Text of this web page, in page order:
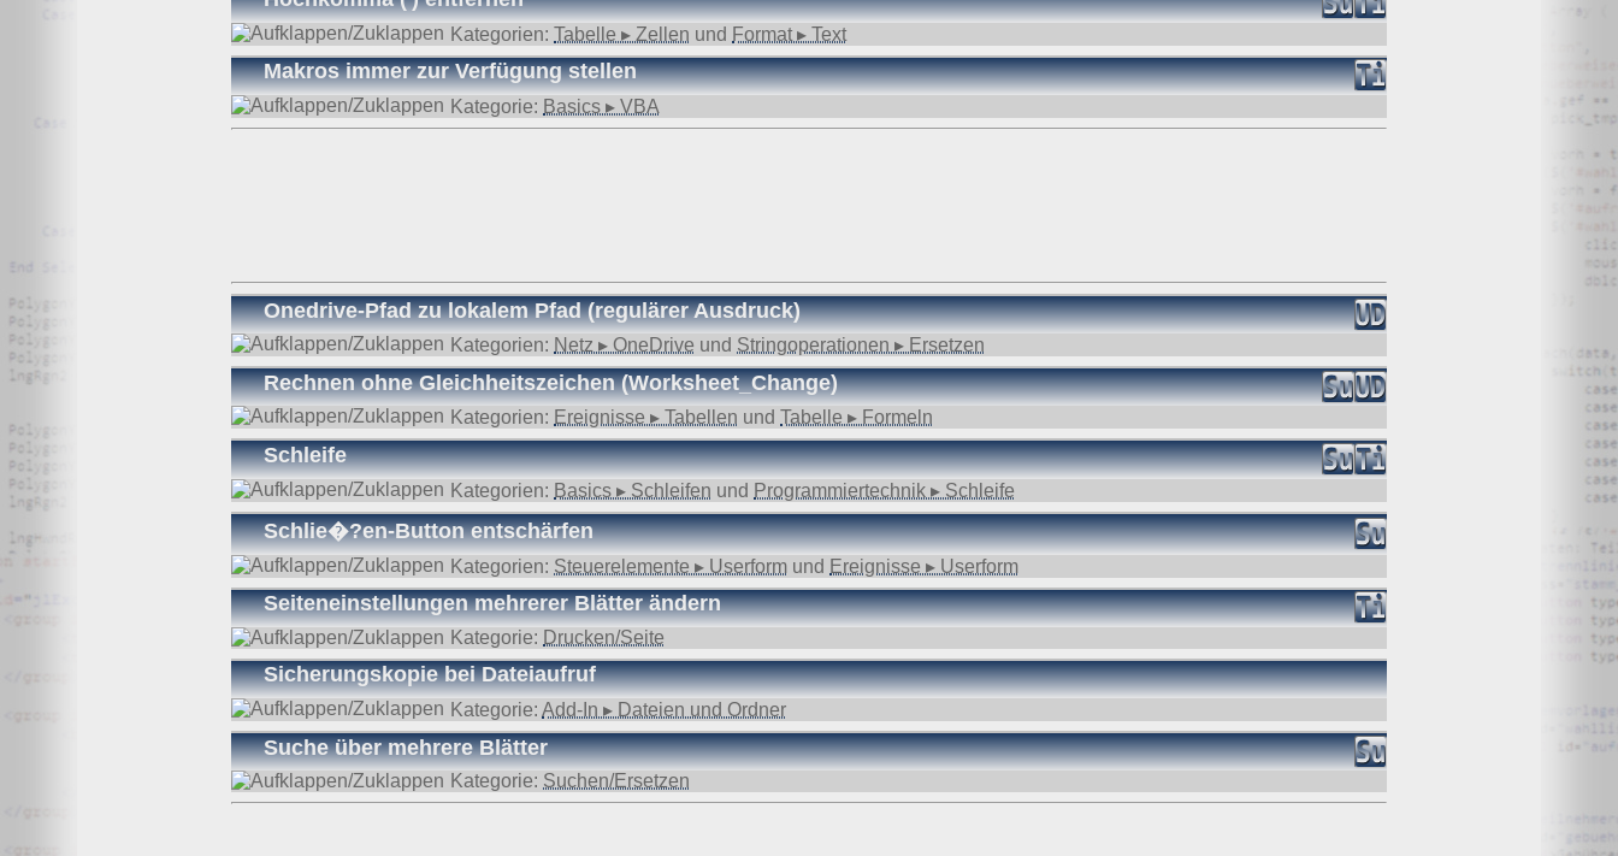
Sofern Ihr Wunsch nicht mit einer gesetzlichen Pflicht zur Aufbewahrung von Daten (z. B. Vorratsdatenspeicherung) kollidiert, haben Sie ein Anrecht auf Löschung Ihrer Daten. Von uns
gespeicherte Daten werden, sollten sie für ihre Zweckbestimmung nicht mehr vonnöten sein und es keine gesetzlichen Aufbewahrungsfristen geben, gelöscht. Falls eine Löschung nicht
durchgeführt werden kann, da die Daten für zulässige gesetzliche Zwecke erforderlich sind, erfolgt eine Einschränkung der Datenverarbeitung. In diesem Fall werden die Daten gesperrt
und nicht für andere Zwecke verarbeitet.
Widerspruchsrecht
Kategorien: Tabelle ▸ Zellen und Format ▸ Text
Makros immer zur Verfügung stellen
Kategorie: Basics ▸ VBA
Onedrive-Pfad zu lokalem Pfad (regulärer Ausdruck)
Kategorien: Netz ▸ OneDrive und Stringoperationen ▸ Ersetzen
Rechnen ohne Gleichheitszeichen (Worksheet_Change)
Kategorien: Ereignisse ▸ Tabellen und Tabelle ▸ Formeln
Schleife
Kategorien: Basics ▸ Schleifen und Programmiertechnik ▸ Schleife
Schlie�?en-Button entschärfen
Kategorien: Steuerelemente ▸ Userform und Ereignisse ▸ Userform
Seiteneinstellungen mehrerer Blätter ändern
Kategorie: Drucken/Seite
Sicherungskopie bei Dateiaufruf
Kategorie: Add-In ▸ Dateien und Ordner
Suche über mehrere Blätter
Kategorie: Suchen/Ersetzen